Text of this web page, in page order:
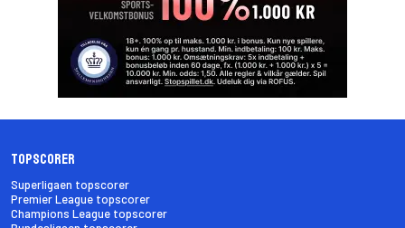
Topscorer
Superligaen topscorer
Premier League topscorer
Champions League topscorer